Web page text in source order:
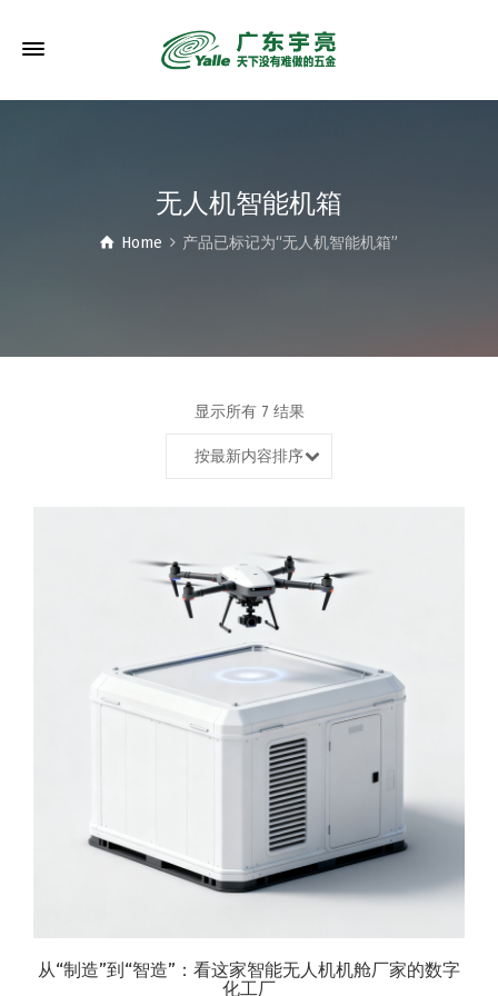
无人机智能机箱
Home 产品已标记为“无人机智能机箱”
显示所有 7 结果
按最新内容排序
从“制造”到“智造”：看这家智能无人机机舱厂家的数字
化工厂